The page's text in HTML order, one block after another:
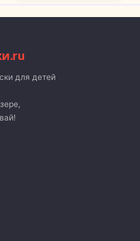
для детей